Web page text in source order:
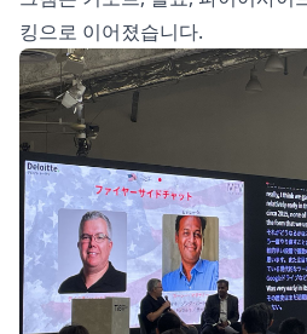
킹으로 이어졌습니다.